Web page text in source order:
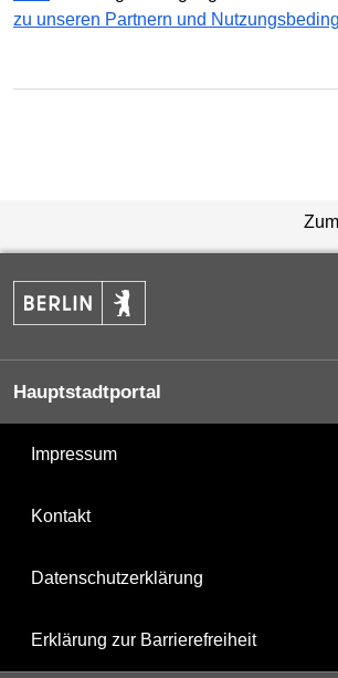
zu unseren Partnern und
Hauptstadtportal
Impressum
Kontakt
Datenschutzerklärung
Erklärung zur Barrierefreiheit